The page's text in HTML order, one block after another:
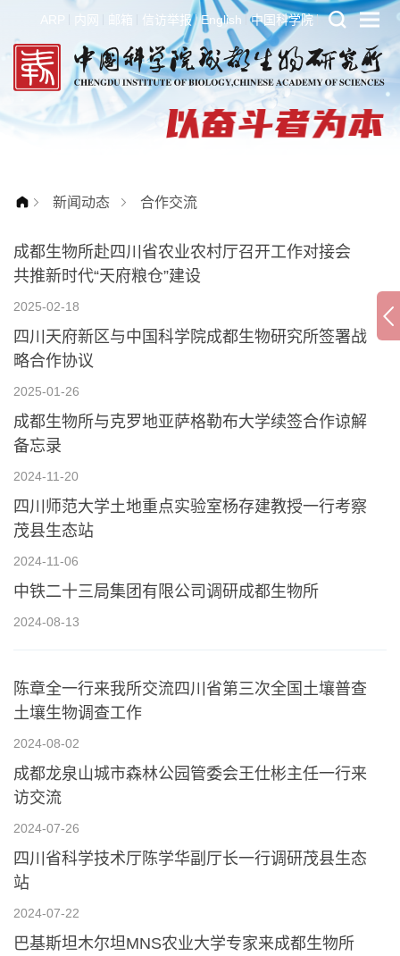
ARP 内网 邮箱 信访举报 English 中国科学院
新闻动态 合作交流
成都生物所赴四川省农业农村厅召开工作对接会
共推新时代“天府粮仓”建设
2025-02-18
四川天府新区与中国科学院成都生物研究所签署战
略合作协议
2025-01-26
成都生物所与克罗地亚萨格勒布大学续签合作谅解
备忘录
2024-11-20
四川师范大学土地重点实验室杨存建教授一行考察
茂县生态站
2024-11-06
中铁二十三局集团有限公司调研成都生物所
2024-08-13
陈章全一行来我所交流四川省第三次全国土壤普查
土壤生物调查工作
2024-08-02
成都龙泉山城市森林公园管委会王仕彬主任一行来
访交流
2024-07-26
四川省科学技术厅陈学华副厅长一行调研茂县生态
站
2024-07-22
巴基斯坦木尔坦MNS农业大学专家来成都生物所